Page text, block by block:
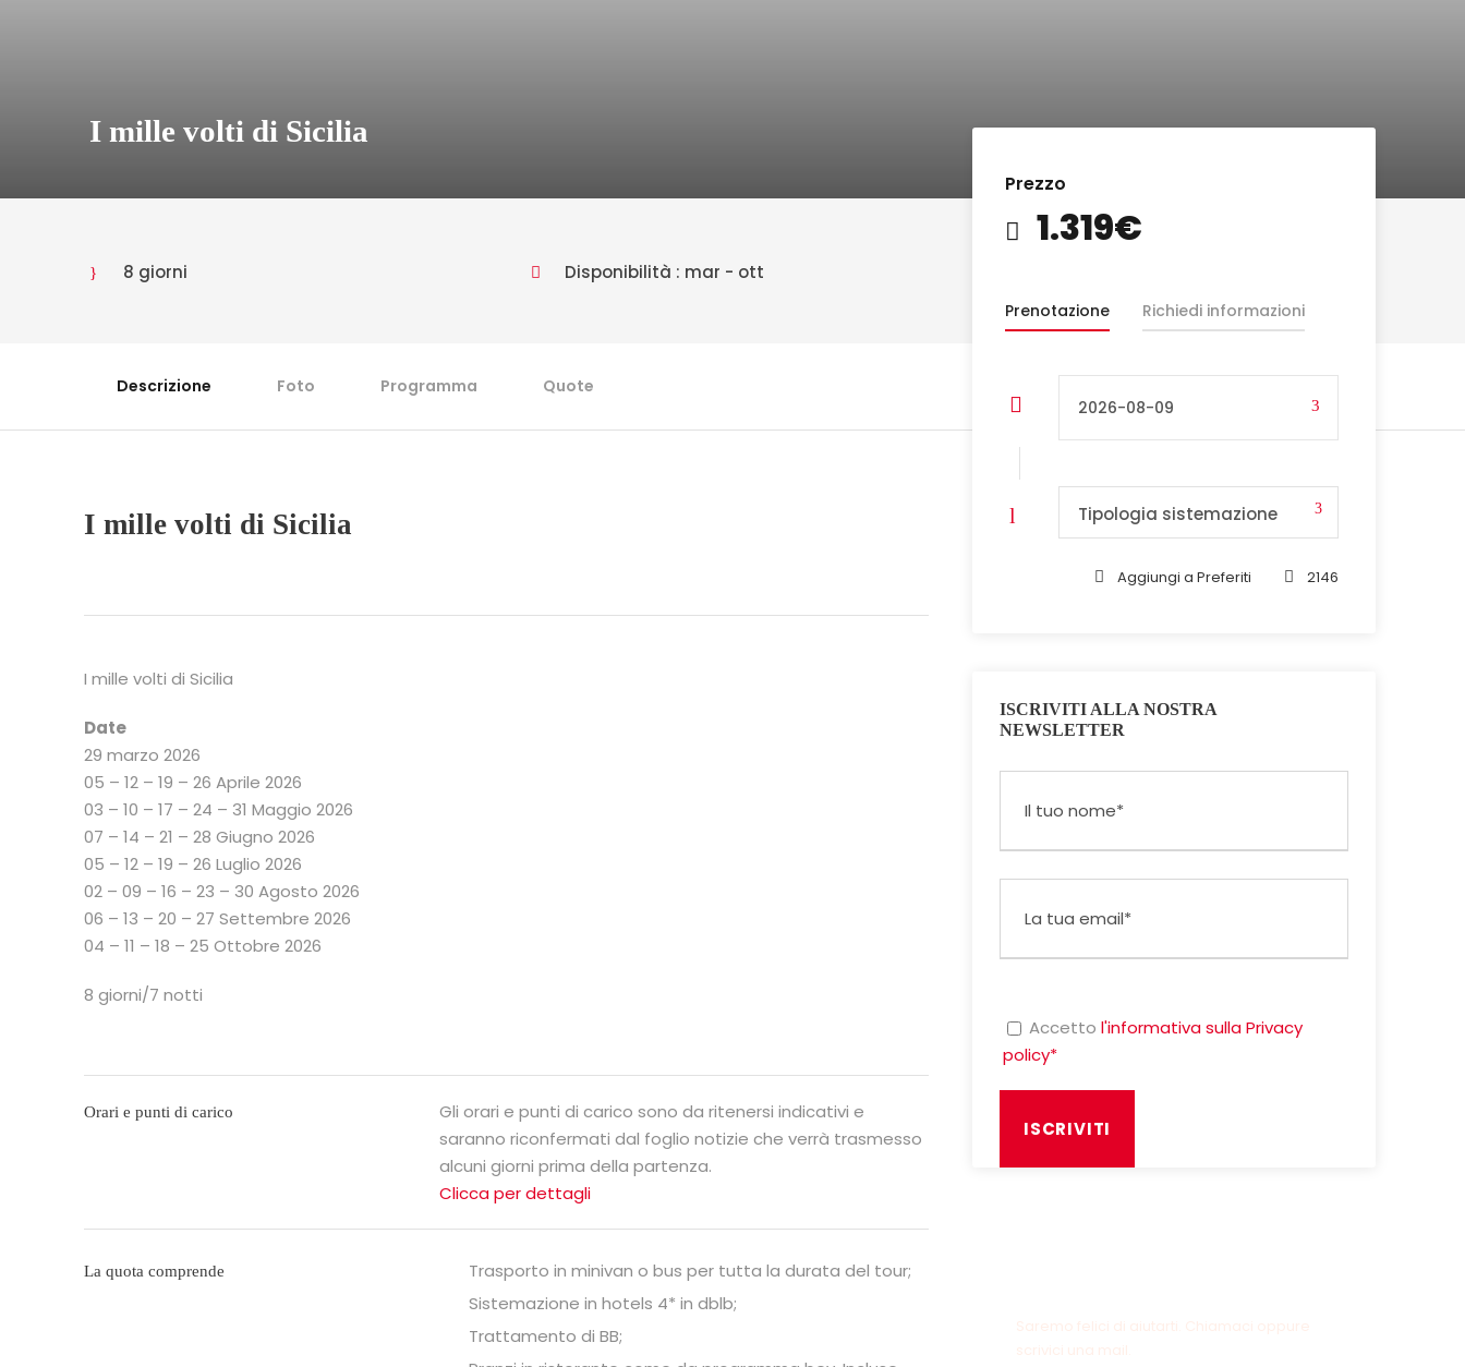
I mille volti di Sicilia
Prezzo
1.319€
Prenotazione Richiedi informazioni
Tipologia sistemazione
Aggiungi a Preferiti 2146
ISCRIVITI ALLA NOSTRA
NEWSLETTER
Accetto l'informativa sulla Privacy
policy*
8 giorni Disponibilità : mar - ott
Descrizione Foto Programma Quote
I mille volti di Sicilia
I mille volti di Sicilia
Date
29 marzo 2026
05 – 12 – 19 – 26 Aprile 2026
03 – 10 – 17 – 24 – 31 Maggio 2026
07 – 14 – 21 – 28 Giugno 2026
05 – 12 – 19 – 26 Luglio 2026
02 – 09 – 16 – 23 – 30 Agosto 2026
06 – 13 – 20 – 27 Settembre 2026
04 – 11 – 18 – 25 Ottobre 2026
8 giorni/7 notti
Orari e punti di carico
Gli orari e punti di carico sono da ritenersi indicativi e
saranno riconfermati dal foglio notizie che verrà trasmesso
alcuni giorni prima della partenza.
Clicca per dettagli
La quota comprende
Trasporto in minivan o bus per tutta la durata del tour;
Sistemazione in hotels 4* in dblb;
Trattamento di BB;